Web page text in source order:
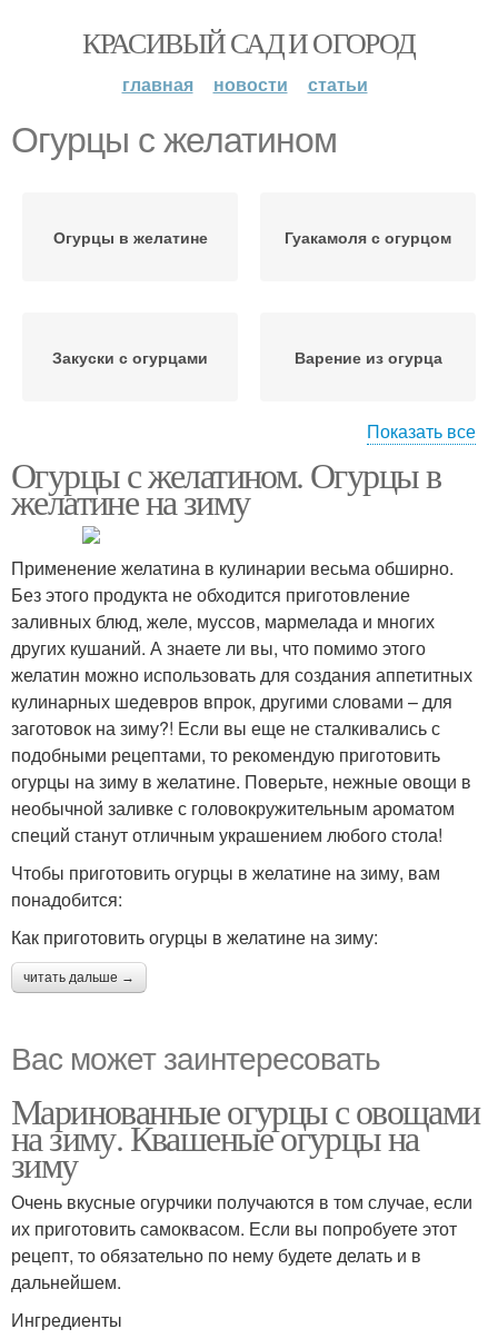
КРАСИВЫЙ САД И ОГОРОД
главная новости статьи
Огурцы с желатином
Огурцы в желатине Гуакамоля с огурцом
Закуски с огурцами Варение из огурца
Огурцы в желе Огурцы с помидорами
Показать все
Огурцы с желатином. Огурцы в
желатине на зиму
Применение желатина в кулинарии весьма обширно.
Без этого продукта не обходится приготовление
заливных блюд, желе, муссов, мармелада и многих
других кушаний. А знаете ли вы, что помимо этого
желатин можно использовать для создания аппетитных
кулинарных шедевров впрок, другими словами – для
заготовок на зиму?! Если вы еще не сталкивались с
подобными рецептами, то рекомендую приготовить
огурцы на зиму в желатине. Поверьте, нежные овощи в
необычной заливке с головокружительным ароматом
специй станут отличным украшением любого стола!
Чтобы приготовить огурцы в желатине на зиму, вам
понадобится:
Как приготовить огурцы в желатине на зиму:
читать дальше →
Вас может заинтересовать
Маринованные огурцы с овощами
на зиму. Квашеные огурцы на
зиму
Очень вкусные огурчики получаются в том случае, если
их приготовить самоквасом. Если вы попробуете этот
рецепт, то обязательно по нему будете делать и в
дальнейшем.
Ингредиенты